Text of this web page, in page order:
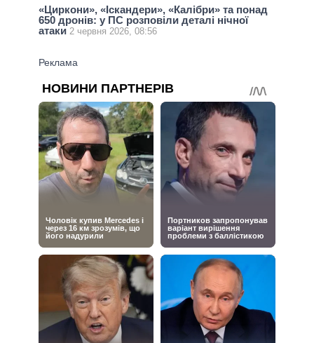
«Циркони», «Іскандери», «Калібри» та понад
650 дронів: у ПС розповіли деталі нічної
атаки 2 червня 2026, 08:56